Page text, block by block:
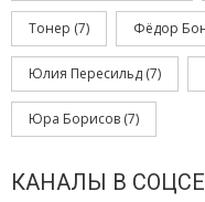
Тонер (7) Фёдор
Юлия Пересильд (7)
Юра Борисов (7)
КАНАЛЫ В